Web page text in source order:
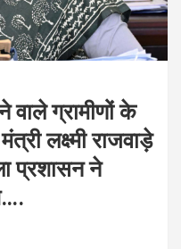
वाले ग्रामीणों के
लक्ष्मी राजवाड़े
प्रशासन ने